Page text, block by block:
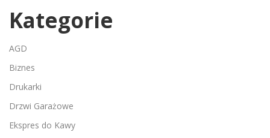
Kategorie
AGD
Biznes
Drukarki
Drzwi Garażowe
Ekspres do Kawy